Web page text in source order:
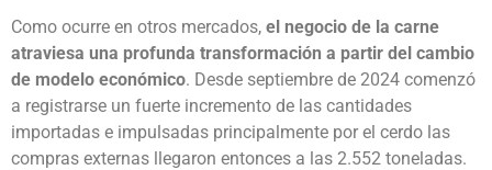
Como ocurre en otros mercados, el negocio de la carne
atraviesa una profunda transformación a partir del cambio
de modelo económico. Desde septiembre de 2024 comenzó
a registrarse un fuerte incremento de las cantidades
importadas e impulsadas principalmente por el cerdo las
compras externas llegaron entonces a las 2.552 toneladas.